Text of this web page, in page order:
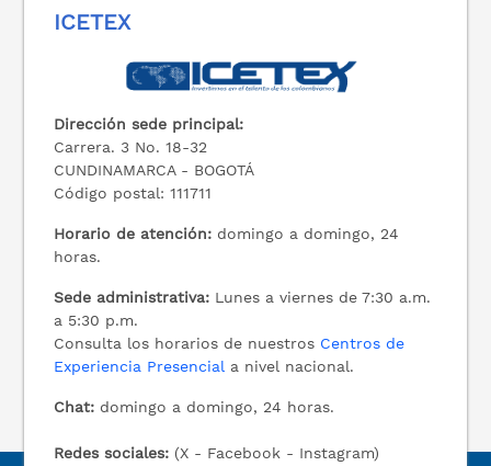
ICETEX
Dirección sede principal:
Carrera. 3 No. 18-32
CUNDINAMARCA - BOGOTÁ
Código postal: 111711
Horario de atención: domingo a domingo, 24
horas.
Sede administrativa: Lunes a viernes de 7:30 a.m.
a 5:30 p.m.
Consulta los horarios de nuestros Centros de
Experiencia Presencial a nivel nacional.
Chat: domingo a domingo, 24 horas.
Redes sociales: (X - Facebook - Instagram)